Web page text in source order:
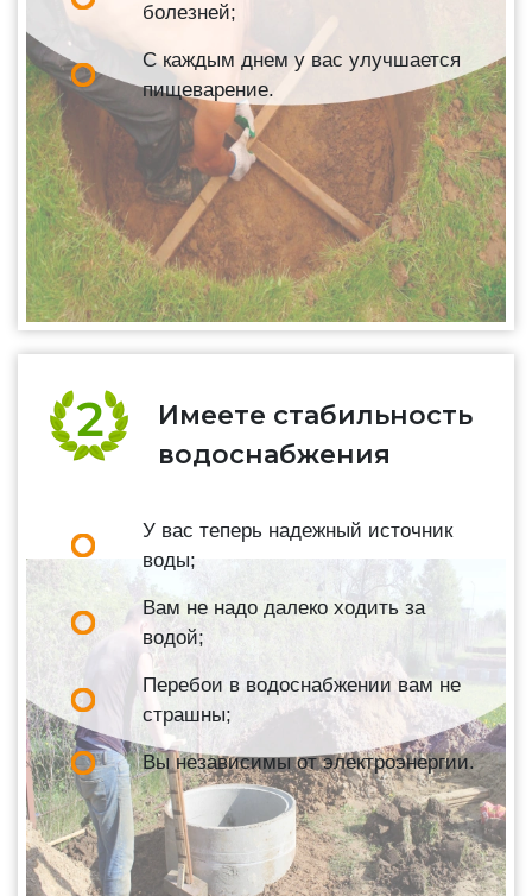
болезней;
С каждым днем у вас улучшается
пищеварение.
Имеете стабильность
водоснабжения
У вас теперь надежный источник
воды;
Вам не надо далеко ходить за
водой;
Перебои в водоснабжении вам не
страшны;
Вы независимы от электроэнергии.